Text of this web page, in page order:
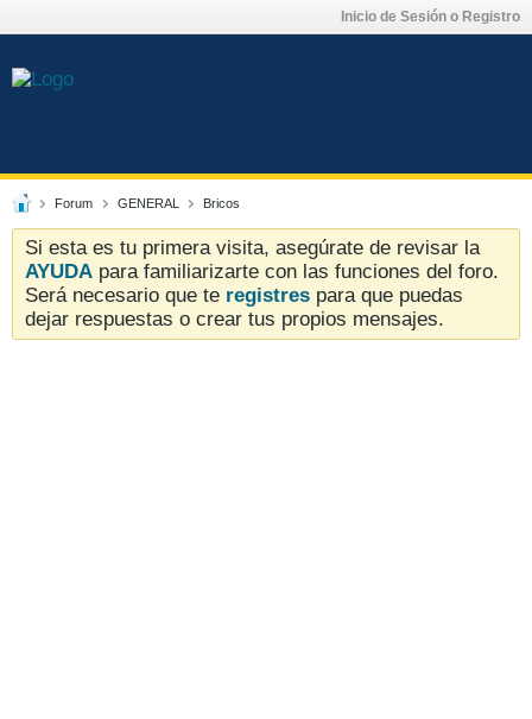
Inicio de Sesión o Registro
Forum GENERAL Bricos
Si esta es tu primera visita, asegúrate de revisar la
AYUDA para familiarizarte con las funciones del foro.
Será necesario que te registres para que puedas
dejar respuestas o crear tus propios mensajes.